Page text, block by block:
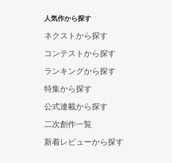
人気作から探す
ネクストから探す
コンテストから探す
ランキングから探す
特集から探す
公式連載から探す
二次創作一覧
新着レビューから探す